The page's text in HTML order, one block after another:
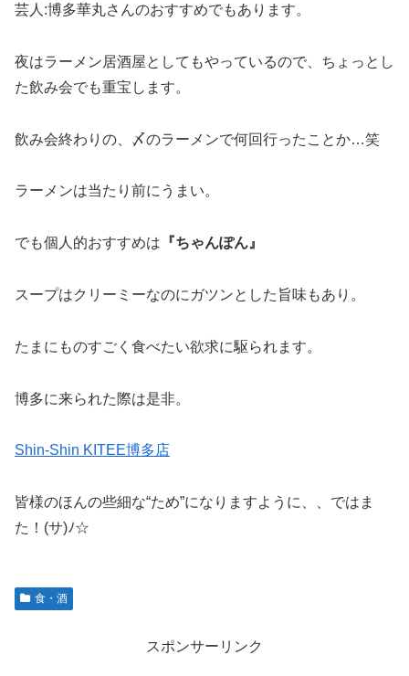
芸人:博多華丸さんのおすすめでもあります。
夜はラーメン居酒屋としてもやっているので、ちょっとし
た飲み会でも重宝します。
飲み会終わりの、〆のラーメンで何回行ったことか…笑
ラーメンは当たり前にうまい。
でも個人的おすすめは 『ちゃんぽん』
スープはクリーミーなのにガツンとした旨味もあり。
たまにものすごく食べたい欲求に駆られます。
博多に来られた際は是非。
Shin-Shin KITEE博多店
皆様のほんの些細な“ため”になりますように、、ではま
た！(サ)ﾉ☆
食・酒
スポンサーリンク